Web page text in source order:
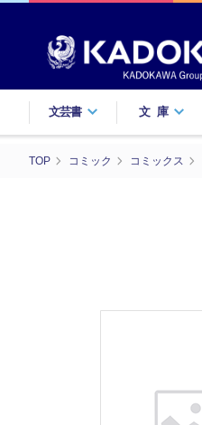
文芸書 文庫
TOP コミック コミックス